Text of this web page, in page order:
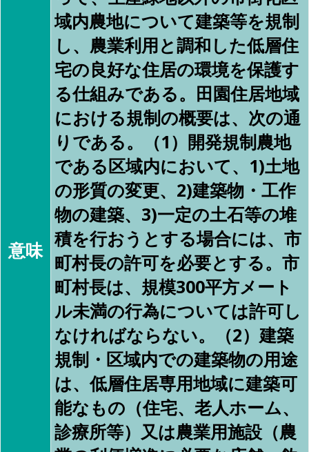
意味
域内農地について建築等を規制
し、農業利用と調和した低層住
宅の良好な住居の環境を保護す
る仕組みである。田園住居地域
における規制の概要は、次の通
りである。（1）開発規制農地
である区域内において、1)土地
の形質の変更、2)建築物・工作
物の建築、3)一定の土石等の堆
積を行おうとする場合には、市
町村長の許可を必要とする。市
町村長は、規模300平方メート
ル未満の行為については許可し
なければならない。（2）建築
規制・区域内での建築物の用途
は、低層住居専用地域に建築可
能なもの（住宅、老人ホーム、
診療所等）又は農業用施設（農